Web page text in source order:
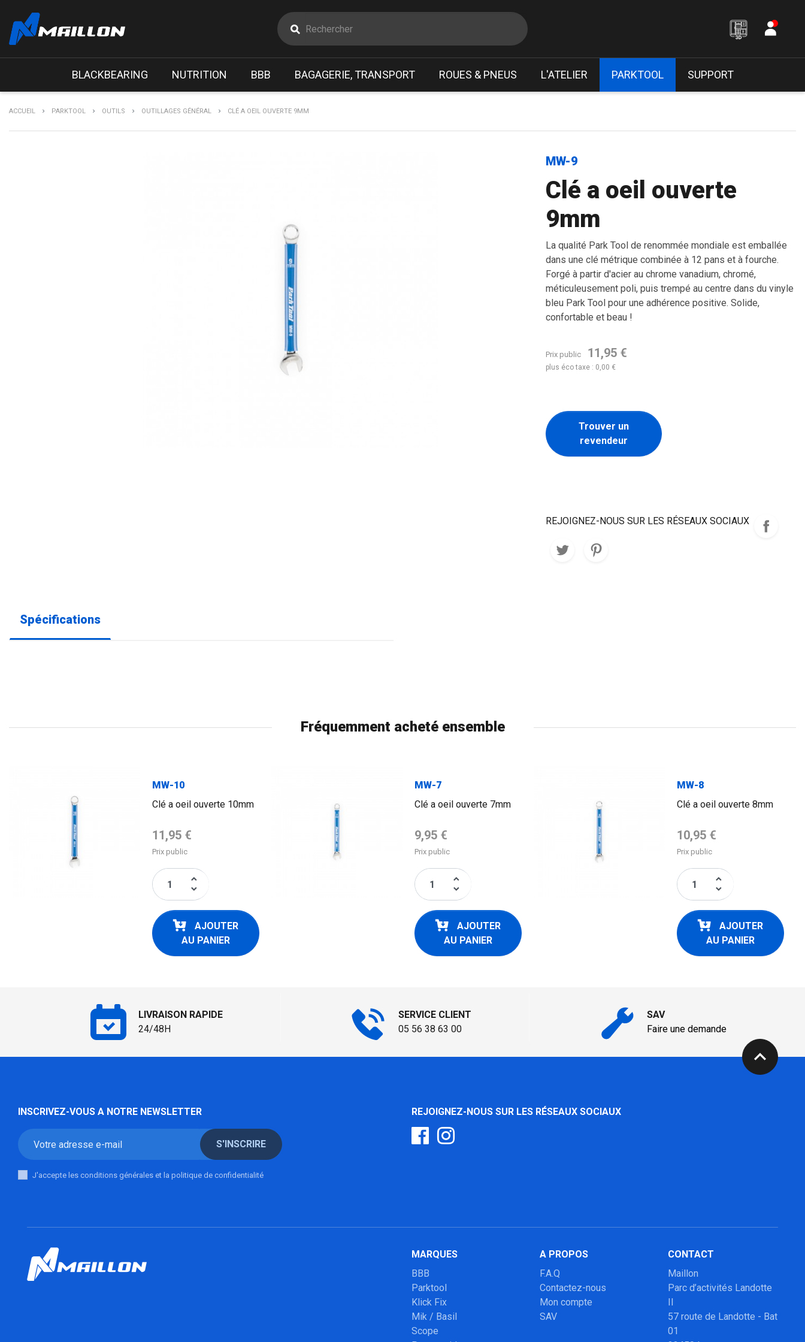
BLACKBEARING NUTRITION BBB BAGAGERIE, TRANSPORT ROUES & PNEUS L'ATELIER PARKTOOL SUPPORT
ACCUEIL PARKTOOL OUTILS OUTILLAGES GÉNÉRAL CLÉ A OEIL OUVERTE 9MM
MW-9
Clé a oeil ouverte
9mm
La qualité Park Tool de renommée mondiale est emballée
dans une clé métrique combinée à 12 pans et à fourche.
Forgé à partir d'acier au chrome vanadium, chromé,
méticuleusement poli, puis trempé au centre dans du vinyle
bleu Park Tool pour une adhérence positive. Solide,
confortable et beau !
Prix public 11,95 €
plus éco taxe : 0,00 €
Trouver un
revendeur
REJOIGNEZ-NOUS SUR LES RÉSEAUX SOCIAUX
Spécifications
Fréquemment acheté ensemble
MW-10
Clé a oeil ouverte 10mm
Prix de base
11,95 €
Prix public
keyboard_arrow_up
keyboard_arrow_down
AJOUTER
AU PANIER
MW-7
Clé a oeil ouverte 7mm
Prix de base
9,95 €
Prix public
keyboard_arrow_up
keyboard_arrow_down
AJOUTER
AU PANIER
MW-8
Clé a oeil ouverte 8mm
Prix de base
10,95 €
Prix public
keyboard_arrow_up
keyboard_arrow_down
AJOUTER
AU PANIER
LIVRAISON RAPIDE
24/48H
SERVICE CLIENT
05 56 38 63 00
SAV
Faire une demande
expand_less
INSCRIVEZ-VOUS A NOTRE NEWSLETTER
S'INSCRIRE
J'accepte les conditions générales et la politique de confidentialité
REJOIGNEZ-NOUS SUR LES RÉSEAUX SOCIAUX
MARQUES
BBB
Parktool
Klick Fix
Mik / Basil
Scope
A PROPOS
F.A.Q
Contactez-nous
Mon compte
SAV
CONTACT
Maillon
Parc d’activités Landotte
II
57 route de Landotte - Bat
01